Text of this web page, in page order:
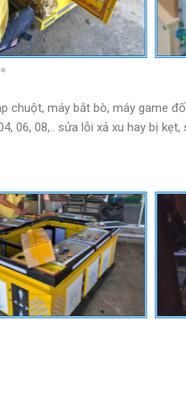
chuột, máy bắt bò, máy game
06, 08,.. sửa lỗi xả xu hay bị